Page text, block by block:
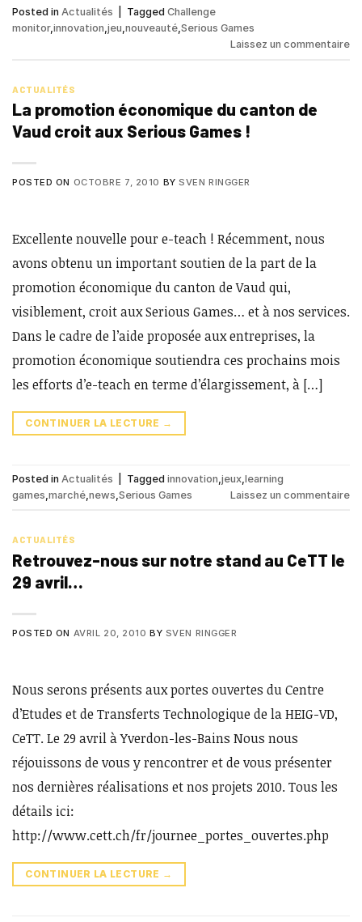
Posted in Actualités Tagged Challenge
monitor, innovation jeu nouveauté Serious Games
Laissez un commentaire
ACTUALITÉS
La promotion économique du canton de
Vaud croit aux Serious Games !
POSTED ON OCTOBRE 7, 2010 BYSVEN RINGGER
Excellente nouvelle pour e-teach ! Récemment, nous
avons obtenu un important soutien de la part de la
promotion économique du canton de Vaud qui,
visiblement, croit aux Serious Games… et à nos services.
Dans le cadre de l’aide proposée aux entreprises, la
promotion économique soutiendra ces prochains mois
les efforts d’e-teach en terme d’élargissement, à […]
CONTINUER LA LECTURE →
Posted in Actualités Tagged innovation jeux learning
games marché news Serious Games Laissez un commentaire
ACTUALITÉS
Retrouvez-nous sur notre stand au CeTT le
29 avril…
POSTED ON AVRIL 20, 2010 BY SVEN RINGGER
Nous serons présents aux portes ouvertes du Centre
d’Etudes et de Transferts Technologique de la HEIG-VD,
CeTT. Le 29 avril à Yverdon-les-Bains Nous nous
réjouissons de vous y rencontrer et de vous présenter
nos dernières réalisations et nos projets 2010. Tous les
détails ici:
http://www.cett.ch/fr/journee_portes_ouvertes.php
CONTINUER LA LECTURE →